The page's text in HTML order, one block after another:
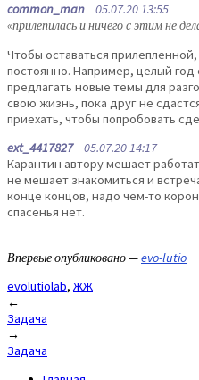
common_man 05.07.20 13:55
«прилепилась и ничего с этим не
Чтобы оставаться
постоянно. Например, целый
предлагать новые темы для
свою жизнь, пока друг не
приехать, чтобы попробовать
ext_441782705.07.20 14:17
Карантин автору мешает
не мешает знакомиться и
конце концов, надо чем-то
спасенья нет.
Впервые опубликовано —evo-lutio
evolutiolab,ЖЖ
Post
navigation
←
Задача
→
Задача